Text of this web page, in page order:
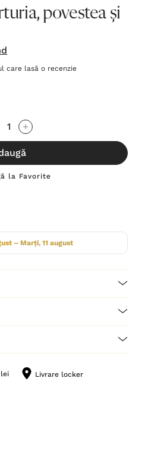
povestea și
care lasă o recenzie
la Favorite
– Marți, 11 august
Livrare locker